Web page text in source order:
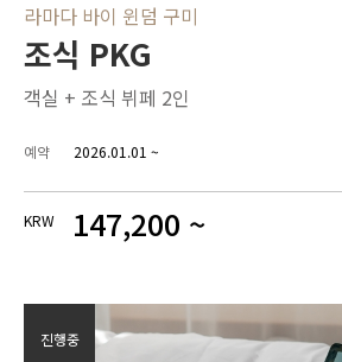
라마다 바이 윈덤 구미
조식 PKG
객실 + 조식 뷔페 2인
예약 2026.01.01 ~
KRW 147,200 ~
진행중